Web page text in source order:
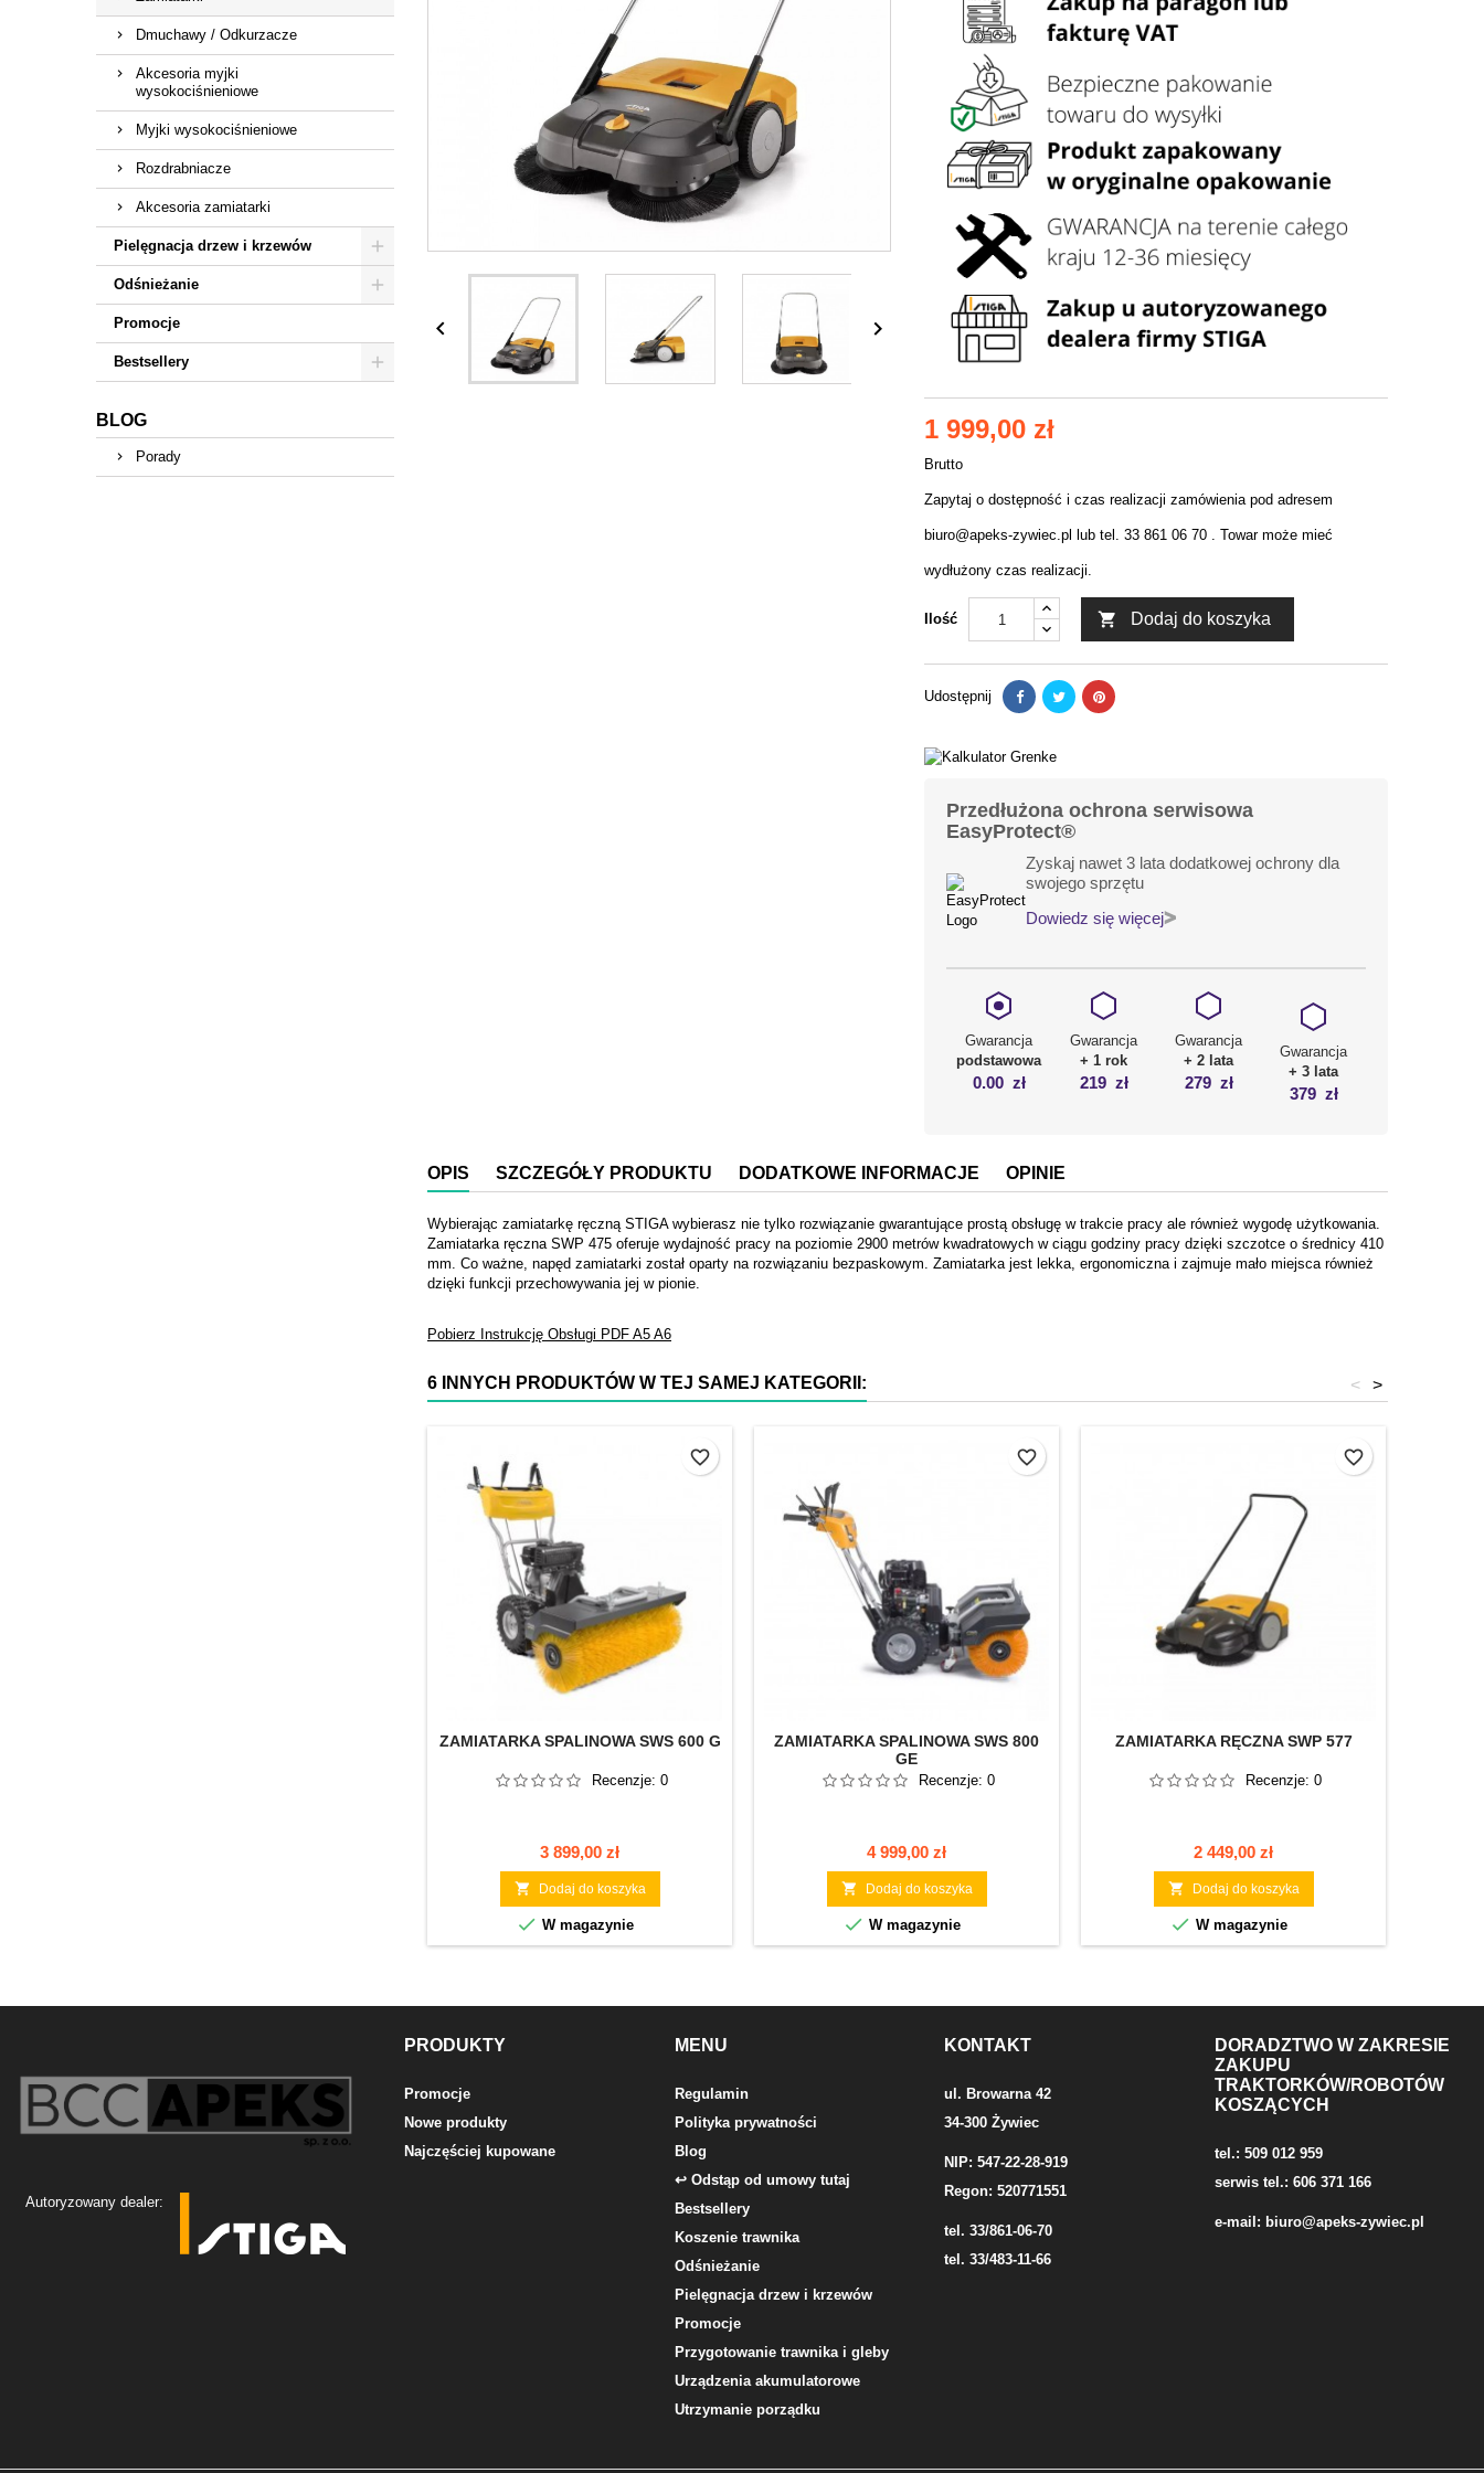
Dmuchawy / Odkurzacze
Akcesoria myjki
wysokociśnieniowe
Myjki wysokociśnieniowe
Rozdrabniacze
Akcesoria zamiatarki
Pielęgnacja drzew i krzewów
Odśnieżanie
Promocje
Bestsellery
BLOG
Porady
 
1 999,00 zł
Brutto
Zapytaj o dostępność i czas realizacji zamówienia pod adresem
biuro@apeks-zywiec.pl lub tel. 33 861 06 70 . Towar może mieć
wydłużony czas realizacji.
Ilość  Dodaj do koszyka
Udostępnij
Przedłużona ochrona serwisowa
EasyProtect®
Zyskaj nawet 3 lata dodatkowej ochrony dla
swojego sprzętu
Dowiedz się więcej
Gwarancja
podstawowa
0.00 zł
Gwarancja
+ 1 rok
219 zł
Gwarancja
+ 2 lata
279 zł
Gwarancja
+ 3 lata
379 zł
OPIS SZCZEGÓŁY PRODUKTU DODATKOWE INFORMACJE OPINIE
Wybierając zamiatarkę ręczną STIGA wybierasz nie tylko rozwiązanie gwarantujące prostą obsługę w trakcie pracy ale również wygodę użytkowania.
Zamiatarka ręczna SWP 475 oferuje wydajność pracy na poziomie 2900 metrów kwadratowych w ciągu godziny pracy dzięki szczotce o średnicy 410
mm. Co ważne, napęd zamiatarki został oparty na rozwiązaniu bezpaskowym. Zamiatarka jest lekka, ergonomiczna i zajmuje mało miejsca również
dzięki funkcji przechowywania jej w pionie.
Pobierz Instrukcję Obsługi PDF A5 A6
6 INNYCH PRODUKTÓW W TEJ SAMEJ KATEGORII: >
<
ZAMIATARKA SPALINOWA SWS 600 G
Recenzje: 0
Cena
3 899,00 zł
 Dodaj do koszyka
 W magazynie
favorite_border
ZAMIATARKA SPALINOWA SWS 800
GE
Recenzje: 0
Cena
4 999,00 zł
 Dodaj do koszyka
 W magazynie
favorite_border
ZAMIATARKA RĘCZNA SWP 577
Recenzje: 0
Cena
2 449,00 zł
 Dodaj do koszyka
 W magazynie
favorite_border
Autoryzowany dealer:
PRODUKTY
Promocje
Nowe produkty
Najczęściej kupowane
MENU
Regulamin
Polityka prywatności
Blog
↩ Odstąp od umowy tutaj
Bestsellery
Koszenie trawnika
Odśnieżanie
Pielęgnacja drzew i krzewów
Promocje
Przygotowanie trawnika i gleby
Urządzenia akumulatorowe
Utrzymanie porządku
KONTAKT
ul. Browarna 42
34-300 Żywiec
NIP: 547-22-28-919
Regon: 520771551
tel. 33/861-06-70
tel. 33/483-11-66
DORADZTWO W ZAKRESIE
ZAKUPU
TRAKTORKÓW/ROBOTÓW
KOSZĄCYCH
tel.: 509 012 959
serwis tel.: 606 371 166
e-mail: biuro@apeks-zywiec.pl